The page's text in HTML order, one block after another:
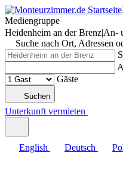
Mediengruppe
Heidenheim an der Brenz|An-
Suche nach Ort, Adressen
Gäste
Suchen
Unterkunft vermieten
English Deutsch